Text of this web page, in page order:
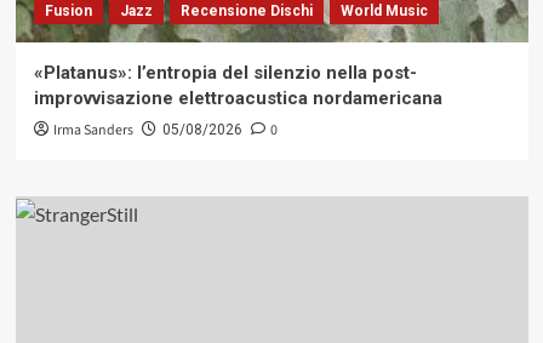
Fusion
Jazz Recensione Dischi World Music
«Platanus»: l’entropia del silenzio nella post-
improvvisazione elettroacustica nordamericana
Irma Sanders 05/08/2026 0